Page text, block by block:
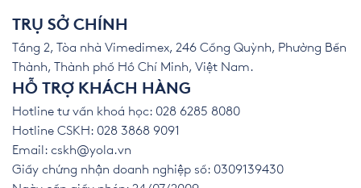
TRỤ SỞ CHÍNH
Tầng 2, Tòa nhà Vimedimex, 246 Cống Quỳnh, Phường Bến
Thành, Thành phố Hồ Chí Minh, Việt Nam.
HỖ TRỢ KHÁCH HÀNG
Hotline tư vấn khoá học: 028 6285 8080
Hotline CSKH: 028 3868 9091
Email: cskh@yola.vn
Giấy chứng nhận doanh nghiệp số: 0309139430